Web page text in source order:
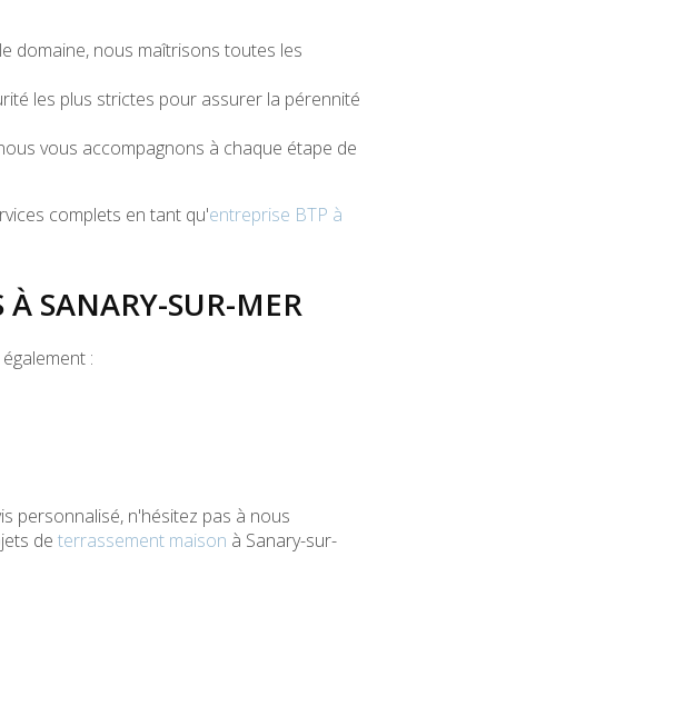
domaine, nous maîtrisons toutes les
les plus strictes pour assurer la pérennité
vous accompagnons à chaque étape de
complets en tant qu'entreprise BTP à
SANARY-SUR-MER
:
personnalisé, n'hésitez pas à nous
de terrassement maison à Sanary-sur-